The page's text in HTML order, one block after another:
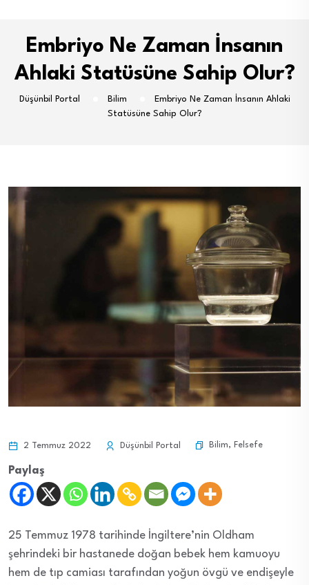
Embriyo Ne Zaman İnsanın
Ahlaki Statüsüne Sahip Olur?
Düşünbil Portal Bilim
Embriyo Ne Zaman İnsanın Ahlaki
Statüsüne Sahip Olur?
2 Temmuz 2022 Düşünbil Portal Bilim, Felsefe
Paylaş
25 Temmuz 1978 tarihinde İngiltere’nin Oldham
şehrindeki bir hastanede doğan bebek hem kamuoyu
hem de tıp camiası tarafından yoğun övgü ve endişeyle